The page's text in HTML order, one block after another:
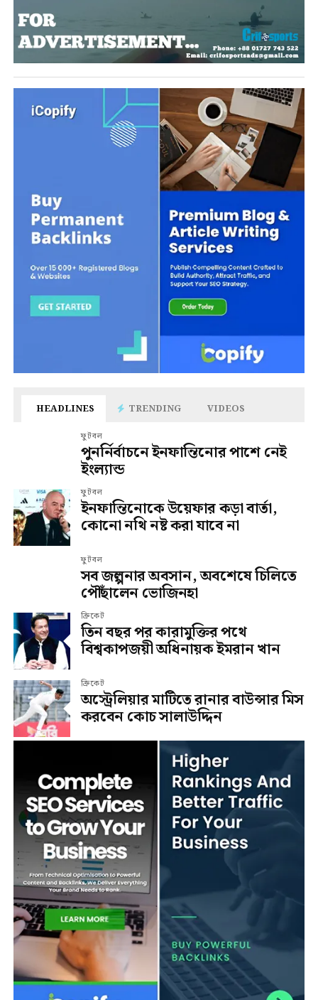
HEADLINES TRENDING VIDEOS
ফুটবল
পুনর্নির্বাচনে ইনফান্তিনোর পাশে নেই
ইংল্যান্ড
ফুটবল
ইনফান্তিনোকে উয়েফার কড়া বার্তা,
কোনো নথি নষ্ট করা যাবে না
ফুটবল
সব জল্পনার অবসান, অবশেষে চিলিতে
পৌঁছালেন ভোজিনহা
ক্রিকেট
তিন বছর পর কারামুক্তির পথে
বিশ্বকাপজয়ী অধিনায়ক ইমরান খান
ক্রিকেট
অস্ট্রেলিয়ার মাটিতে রানার বাউন্সার মিস
করবেন কোচ সালাউদ্দিন